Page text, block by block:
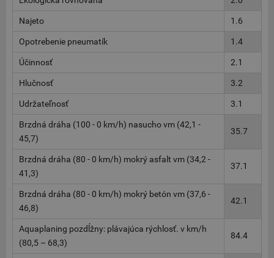
Najeto 1.6
Opotrebenie pneumatík 1.4
Účinnosť 2.1
Hlučnosť 3.2
Udržateľnosť 3.1
Brzdná dráha (100 - 0 km/h) nasucho vm (42,1 -
45,7)
35.7
Brzdná dráha (80 - 0 km/h) mokrý asfalt vm (34,2 -
41,3)
37.1
Brzdná dráha (80 - 0 km/h) mokrý betón vm (37,6 -
46,8)
42.1
Aquaplaning pozdĺžny: plávajúca rýchlosť. v km/h
(80,5 – 68,3)
84.4